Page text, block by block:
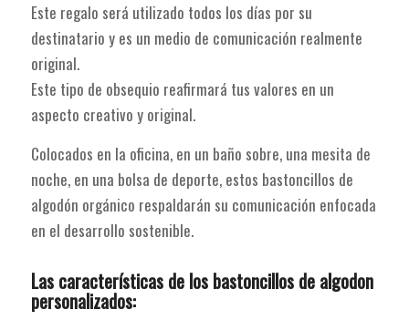
Este regalo será utilizado todos los días por su
destinatario y es un medio de comunicación realmente
original.
Este tipo de obsequio reafirmará tus valores en un
aspecto creativo y original.
Colocados en la oficina, en un baño sobre, una mesita de
noche, en una bolsa de deporte, estos bastoncillos de
algodón orgánico respaldarán su comunicación enfocada
en el desarrollo sostenible.
Las características de los bastoncillos de algodon
personalizados: